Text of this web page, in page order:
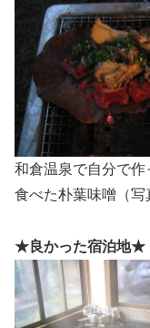
和倉温泉で自分で
食べた朴葉味噌（写
★良かった宿泊地★